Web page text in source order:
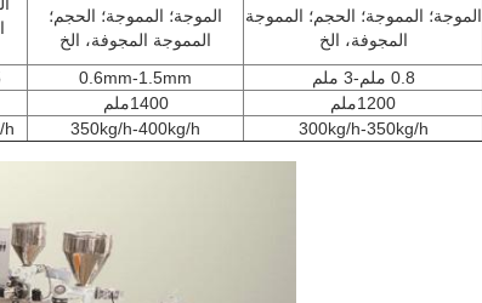
الموجة؛ المموجة؛ الحجم؛ المموجة
المجوفة، الخ
الموجة؛ المموجة؛ الحجم؛
المموجة المجوفة، الخ
0.8 ملم-3 ملم 0.6mm-1.5mm
1200ملم 1400ملم
300kg/h-350kg/h
350kg/h-400kg/h
h